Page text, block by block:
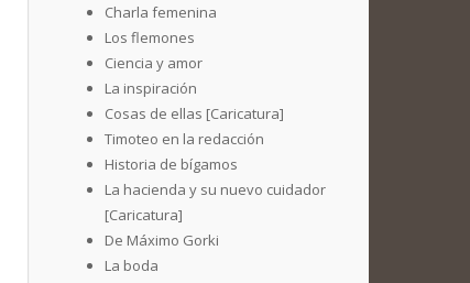
Charla femenina
Los flemones
Ciencia y amor
La inspiración
Cosas de ellas [Caricatura]
Timoteo en la redacción
Historia de bígamos
La hacienda y su nuevo cuidador
[Caricatura]
De Máximo Gorki
La boda